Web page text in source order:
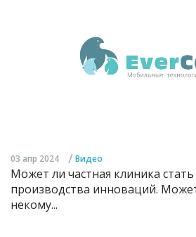
03 апр 2024 / Видео
Может ли частная клиника
производства инноваций.
некому...